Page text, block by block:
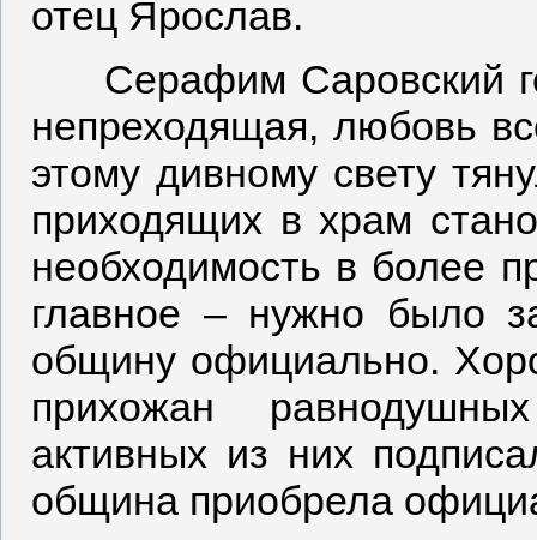
отец Ярослав.
Серафим Саровский
непреходящая, любовь
этому дивному свету
приходящих в храм
необходимость в более
главное – нужно было
общину официально.
прихожан
активных из них
община приобрела